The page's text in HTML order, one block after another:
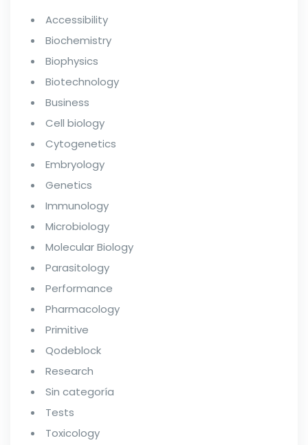
Accessibility
Biochemistry
Biophysics
Biotechnology
Business
Cell biology
Cytogenetics
Embryology
Genetics
Immunology
Microbiology
Molecular Biology
Parasitology
Performance
Pharmacology
Primitive
Qodeblock
Research
Sin categoría
Tests
Toxicology